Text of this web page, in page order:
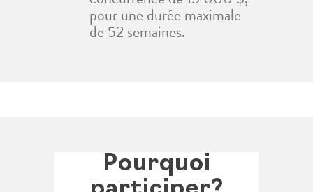
pour une durée maximale
de 52 semaines.
Pourquoi